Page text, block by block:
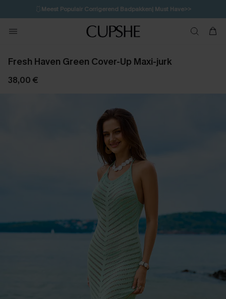
🩱Meest Populair Corrigerend Badpakken| Must Have>>
💌Abonneer je & ontvang tot 15% korting>>
Koop 3, krijg 15% korting | CODE: SW15 1D:8H:33M:12S
Fresh Haven Green Cover-Up Maxi-jurk
38,00 €